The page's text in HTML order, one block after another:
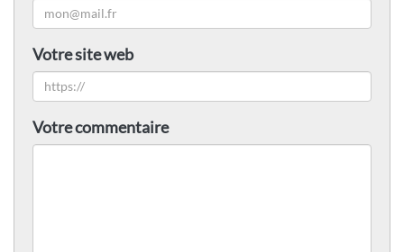
Votre site web
Votre commentaire